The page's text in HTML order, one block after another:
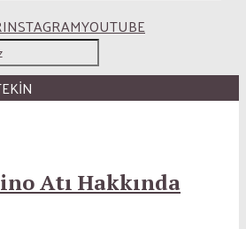
INSTAGRAMYOUTUBE
Atı Hakkında